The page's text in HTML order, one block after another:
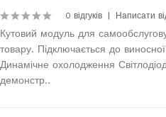
0 відгуків Написати
Кутовий модуль для
товару. Підключається до
Динамічне охолодження
демонстр..